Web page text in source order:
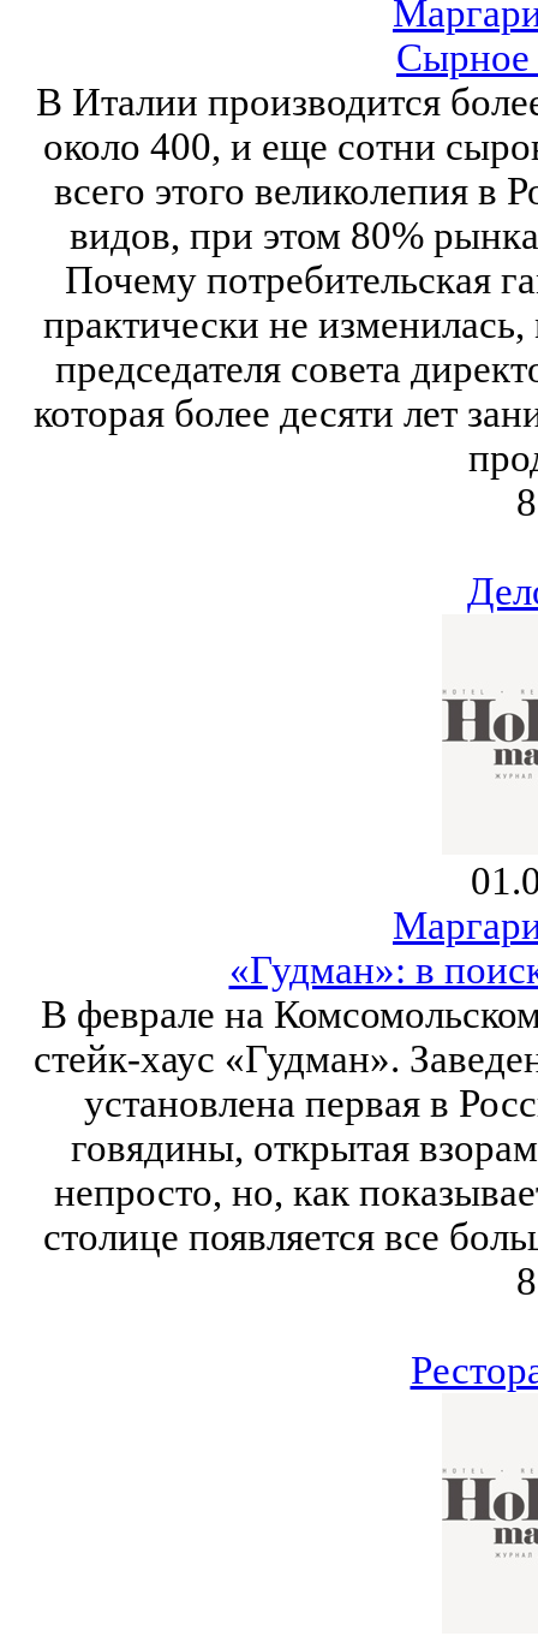
Сырное
В Италии производится
около 400, и еще сотни
всего этого великолепия
видов, при этом 80%
Почему потребительская
практически не
председателя совета
которая более десяти лет
«Гудман»: в
В феврале на
стейк-хаус «Гудман».
установлена первая в
говядины, открытая
непросто, но, как
столице появляется все